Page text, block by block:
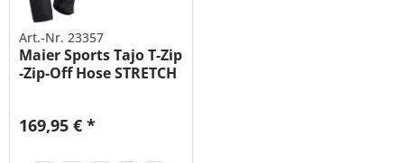
Art.-Nr. 23357
Maier Sports Tajo T-Zip
-Zip-Off Hose STRETCH
169,95 € *